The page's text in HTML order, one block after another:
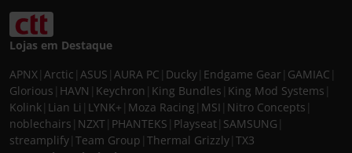
Lojas em Destaque
APNX Arctic ASUS AURA PC Ducky Endgame Gear GAMIAC
Glorious HAVN Keychron King Bundles King Mod Systems
Kolink Lian Li LYNK+ Moza Racing MSI Nitro Concepts
noblechairs NZXT PHANTEKS Playseat SAMSUNG
streamplify Team Group Thermal Grizzly TX3